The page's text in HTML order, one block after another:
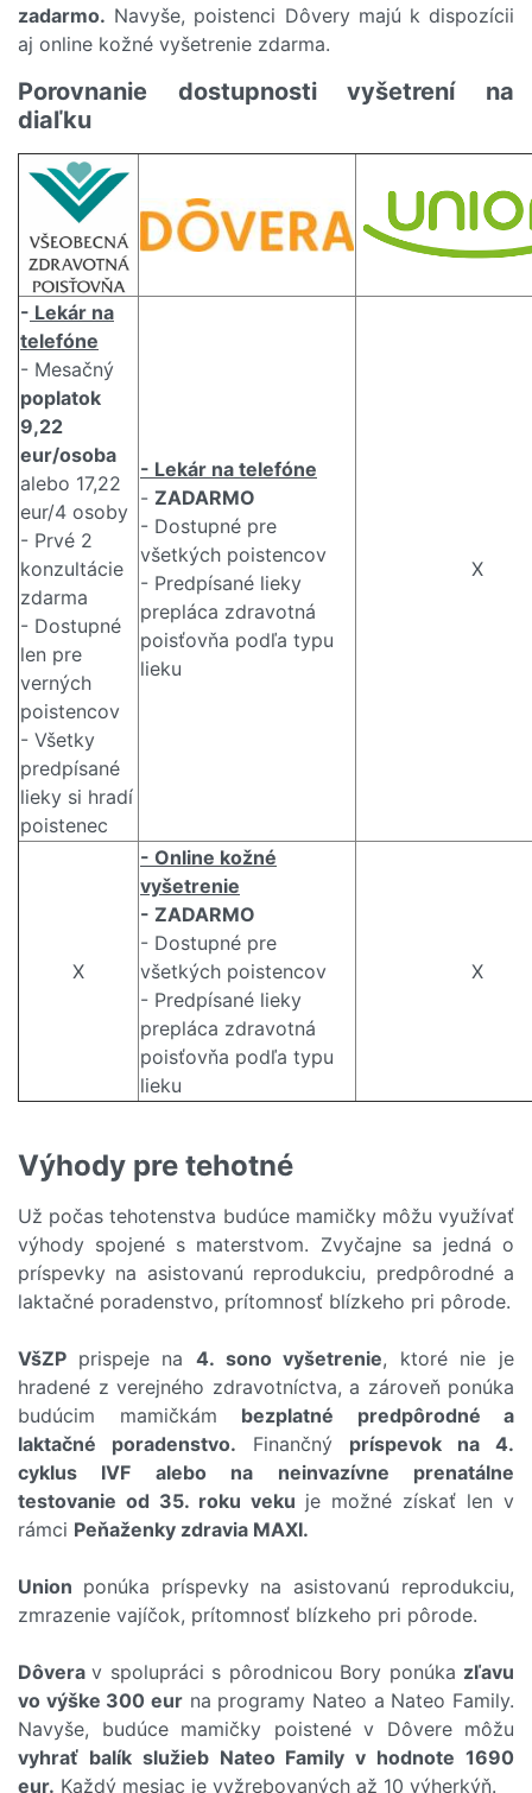
zadarmo. Navyše, poistenci Dôvery majú k dispozícii
aj online kožné vyšetrenie zdarma.
Porovnanie dostupnosti vyšetrení na
diaľku
- Lekár na
telefóne
- Mesačný
poplatok
9,22
eur/osoba
alebo 17,22
eur/4 osoby
- Prvé 2
konzultácie
zdarma
- Dostupné
len pre
verných
poistencov
- Všetky
predpísané
lieky si hradí
poistenec
- Lekár na telefóne
- ZADARMO
- Dostupné pre
všetkých poistencov
- Predpísané lieky
prepláca zdravotná
poisťovňa podľa typu
lieku
X
X
- Online kožné
vyšetrenie
- ZADARMO
- Dostupné pre
všetkých poistencov
- Predpísané lieky
prepláca zdravotná
poisťovňa podľa typu
lieku
X
Výhody pre tehotné
Už počas tehotenstva budúce mamičky môžu využívať
výhody spojené s materstvom. Zvyčajne sa jedná o
príspevky na asistovanú reprodukciu, predpôrodné a
laktačné poradenstvo, prítomnosť blízkeho pri pôrode.
VšZP prispeje na 4. sono vyšetrenie, ktoré nie je
hradené z verejného zdravotníctva, a zároveň ponúka
budúcim mamičkám bezplatné predpôrodné a
laktačné poradenstvo. Finančný príspevok na 4.
cyklus IVF alebo na neinvazívne prenatálne
testovanie od 35. roku veku je možné získať len v
rámci Peňaženky zdravia MAXI.
Union ponúka príspevky na asistovanú reprodukciu,
zmrazenie vajíčok, prítomnosť blízkeho pri pôrode.
Dôverav spolupráci s pôrodnicou Bory ponúka zľavu
vo výške 300 eur na programy Nateo a Nateo Family.
Navyše, budúce mamičky poistené v Dôvere môžu
vyhrať balík služieb Nateo Family v hodnote 1690
eur. Každý mesiac je vyžrebovaných až 10 výherkýň.